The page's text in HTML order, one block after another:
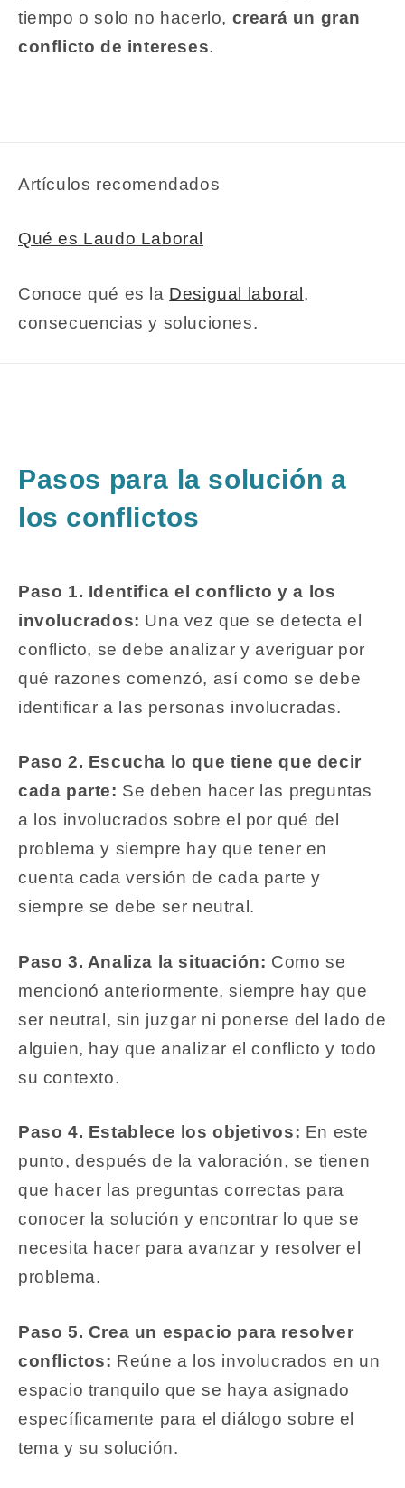
tiempo o solo no hacerlo, creará un gran
conflicto de intereses.
Artículos recomendados
Qué es Laudo Laboral
Conoce qué es la Desigual laboral,
consecuencias y soluciones.
Pasos para la solución a
los conflictos
Paso 1. Identifica el conflicto y a los
involucrados: Una vez que se detecta el
conflicto, se debe analizar y averiguar por
qué razones comenzó, así como se debe
identificar a las personas involucradas.
Paso 2. Escucha lo que tiene que decir
cada parte: Se deben hacer las preguntas
a los involucrados sobre el por qué del
problema y siempre hay que tener en
cuenta cada versión de cada parte y
siempre se debe ser neutral.
Paso 3. Analiza la situación: Como se
mencionó anteriormente, siempre hay que
ser neutral, sin juzgar ni ponerse del lado de
alguien, hay que analizar el conflicto y todo
su contexto.
Paso 4. Establece los objetivos: En este
punto, después de la valoración, se tienen
que hacer las preguntas correctas para
conocer la solución y encontrar lo que se
necesita hacer para avanzar y resolver el
problema.
Paso 5. Crea un espacio para resolver
conflictos: Reúne a los involucrados en un
espacio tranquilo que se haya asignado
específicamente para el diálogo sobre el
tema y su solución.